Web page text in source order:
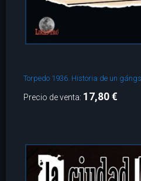
Torpedo 1936. Historia de un
Precio de venta: 17,80 €